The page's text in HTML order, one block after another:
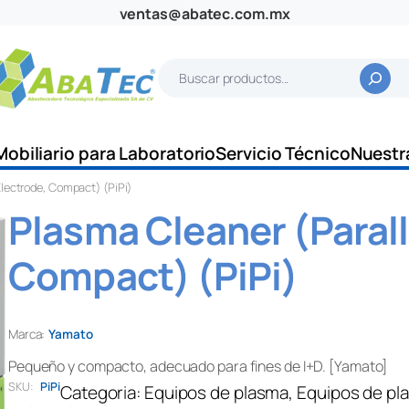
ventas@abatec.com.mx
c
a
para LaboratorioServicio Técnico
Compact) (PiPi)
Plasma Cleaner
Compact) (PiPi)
Marca: Yamato
Pequeño y compacto, adecuado para fines de I+D. [Yamato]
SKU: PiPiCategoria: Equipos de plasma, Equipos de